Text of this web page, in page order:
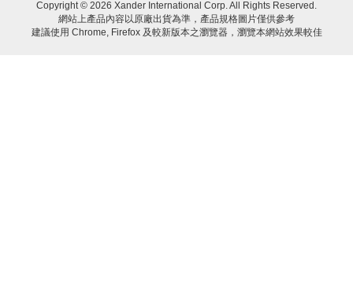
Copyright © 2026 Xander International Corp. All Rights Reserved.
網站上產品內容以原廠出貨為準，產品規格圖片僅供參考
建議使用 Chrome, Firefox 及較新版本之瀏覽器，瀏覽本網站效果較佳